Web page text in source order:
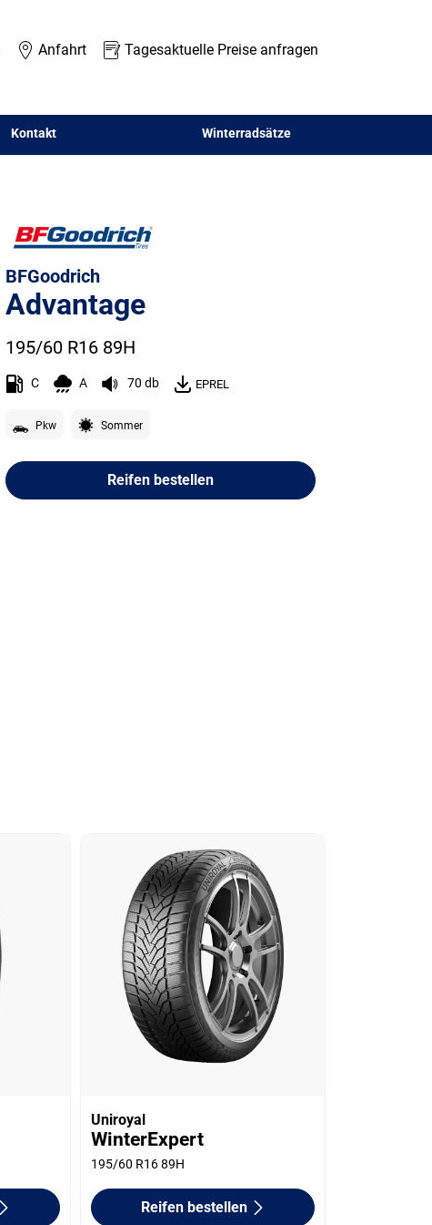
Anfahrt Tagesaktuelle Preise anfragen
Kontakt Winterradsätze
BFGoodrich
Advantage
195/60 R16 89H
C A 70 db EPREL
Pkw Sommer
Reifen bestellen
Uniroyal
WinterExpert
195/60 R16 89H
Reifen bestellen